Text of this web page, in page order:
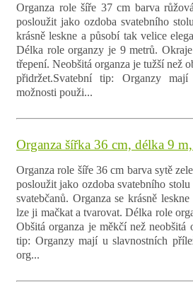
Organza role šíře 37 cm barva
posloužit jako ozdoba svatebního
krásně leskne a působí tak velice
Délka role organzy je 9 metrů.
třepení. Neobšitá organza je tužší než
přidržet.Svatební tip: Organzy
možnosti použi...
Organza šířka 36 cm, délka 9
Organza role šíře 36 cm barva sytě
posloužit jako ozdoba svatebního
svatebčanů. Organza se krásně
lze ji mačkat a tvarovat. Délka role
Obšitá organza je měkčí než neobšitá
tip: Organzy mají u slavnostních
org...